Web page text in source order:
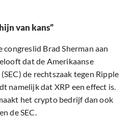
van kans”
Brad Sherman aan
dat de Amerikaanse
de rechtszaak tegen Ripple
namelijk dat XRP een effect is.
het crypto bedrijf dan ook
de SEC.